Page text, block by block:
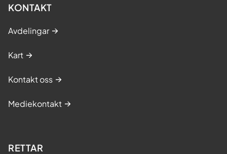
KONTAKT
Avdelingar
Kart
Kontakt oss
Mediekontakt
RETTAR